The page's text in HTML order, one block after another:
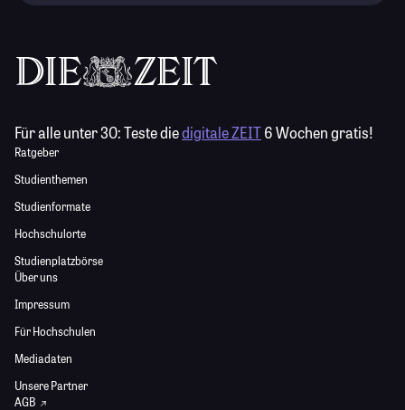
Für alle unter 30:Teste diedigitale ZEIT6 Wochen gratis!
Ratgeber
Studienthemen
Studienformate
Hochschulorte
Studienplatzbörse
Über uns
Impressum
Für Hochschulen
Mediadaten
Unsere Partner
AGB